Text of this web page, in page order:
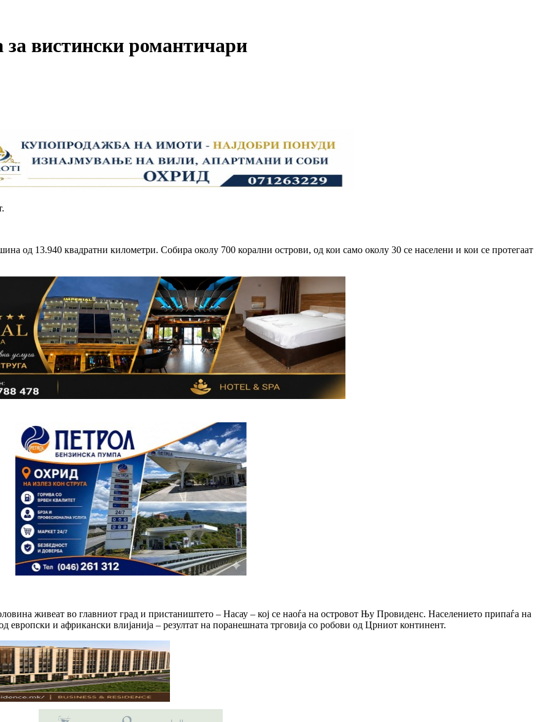
за вистински романтичари
од 13.940 квадратни километри. Собира околу 700 корални острови, од кои само околу 30 се населени и кои се протегаат
живеат во главниот град и пристаништето – Насау – кој се наоѓа на островот Њу Провиденс. Населението припаѓа на
и африкански влијанија – резултат на поранешната трговија со робови од Црниот континент.